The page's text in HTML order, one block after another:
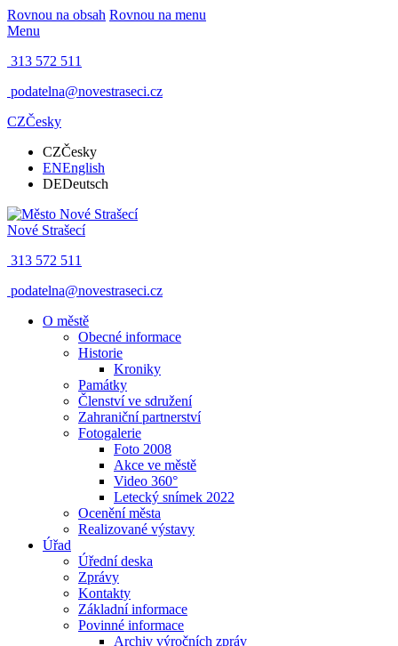
Rovnou na obsah Rovnou na menu
Menu
313 572 511
podatelna@novestraseci.cz
CZČesky
CZČesky
ENEnglish
DEDeutsch
Nové Strašecí
313 572 511
podatelna@novestraseci.cz
O městě
Obecné informace
Historie
Kroniky
Památky
Členství ve sdružení
Zahraniční partnerství
Fotogalerie
Foto 2008
Akce ve městě
Video 360°
Letecký snímek 2022
Ocenění města
Realizované výstavy
Úřad
Úřední deska
Zprávy
Kontakty
Základní informace
Povinné informace
Archiv výročních zpráv